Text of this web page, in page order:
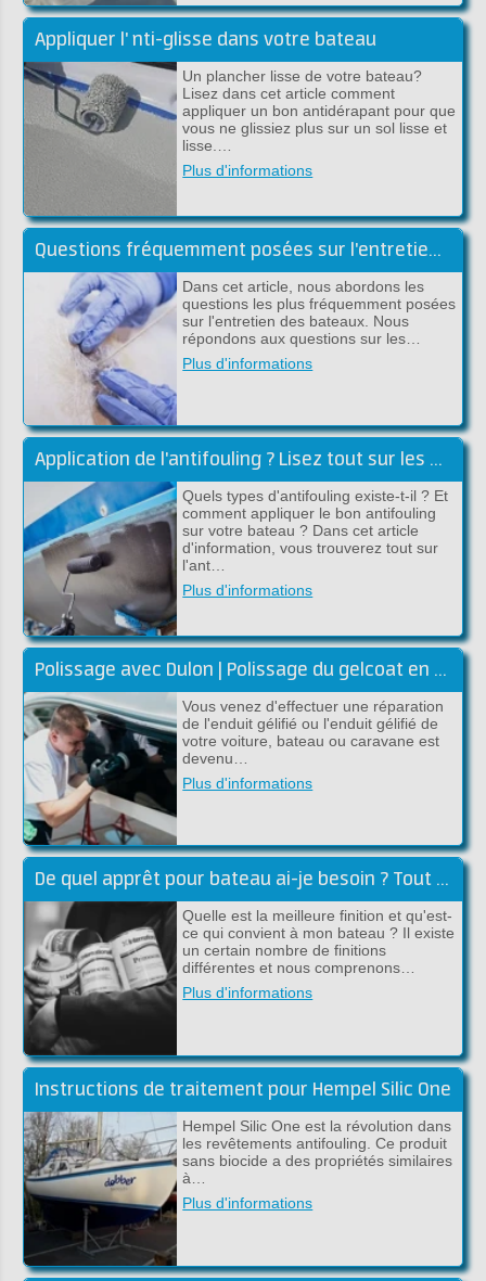
Appliquer l' nti-glisse dans votre bateau
Un plancher lisse de votre bateau?
Lisez dans cet article comment
appliquer un bon antidérapant pour que
vous ne glissiez plus sur un sol lisse et
lisse.…
Plus d'informations
Questions fréquemment posées sur l'entretien des bateaux
Dans cet article, nous abordons les
questions les plus fréquemment posées
sur l'entretien des bateaux. Nous
répondons aux questions sur les…
Plus d'informations
Application de l'antifouling ? Lisez tout sur les antifoulings !
Quels types d'antifouling existe-t-il ? Et
comment appliquer le bon antifouling
sur votre bateau ? Dans cet article
d'information, vous trouverez tout sur
l'ant…
Plus d'informations
Polissage avec Dulon | Polissage du gelcoat en polyester
Vous venez d'effectuer une réparation
de l'enduit gélifié ou l'enduit gélifié de
votre voiture, bateau ou caravane est
devenu…
Plus d'informations
De quel apprêt pour bateau ai-je besoin ? Tout sur l'apprêt pour bateaux !
Quelle est la meilleure finition et qu'est-
ce qui convient à mon bateau ? Il existe
un certain nombre de finitions
différentes et nous comprenons…
Plus d'informations
Instructions de traitement pour Hempel Silic One
Hempel Silic One est la révolution dans
les revêtements antifouling. Ce produit
sans biocide a des propriétés similaires
à…
Plus d'informations